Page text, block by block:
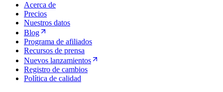
Acerca de
Precios
Nuestros datos
Blog
Programa de afiliados
Recursos de prensa
Nuevos lanzamientos
Registro de cambios
Política de calidad